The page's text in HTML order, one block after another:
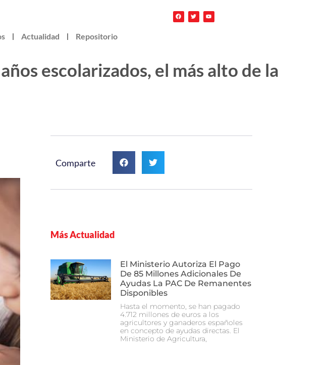
Actualidad Repositorio
escolarizados, el más alto de la
Comparte
Más Actualidad
El Ministerio Autoriza El Pago
De 85 Millones Adicionales De
Ayudas La PAC De Remanentes
Disponibles
Hasta el momento, se han pagado
4.712 millones de euros a los
agricultores y ganaderos españoles
en concepto de ayudas directas. El
Ministerio de Agricultura,